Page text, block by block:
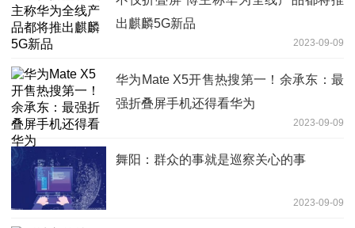
出麒麟5G新品
2023-09-09
华为Mate X5开售热搜第一！余承东：最
强折叠屏手机还得看华为
2023-09-09
舞阳：群众的事就是巡察关心的事
2023-09-09